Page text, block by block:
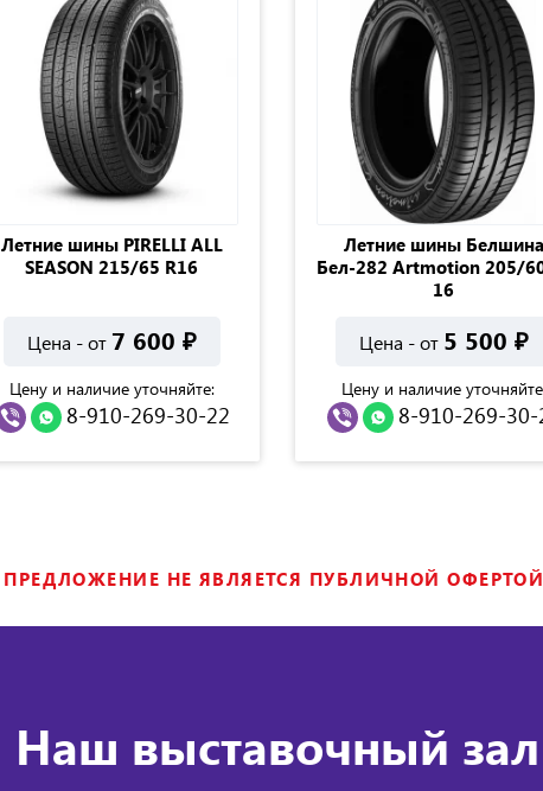
Летние шины PIRELLI ALL
SEASON 215/65 R16
Цена - от 7 600 ₽
Цену и наличие уточняйте:
8-910-269-30-22
Летние шины Белшина
Бел-282 Artmotion 205/
16
Цена - от 5 500 ₽
Цену и наличие
8-910-269-30-
ПРЕДЛОЖЕНИЕ НЕ ЯВЛЯЕТСЯ ПУБЛИЧНОЙ
Наш выставочный зал